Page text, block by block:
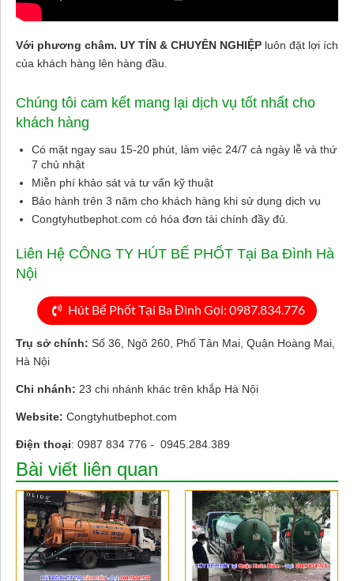
Với phương châm. UY TÍN & CHUYÊN NGHIỆP luôn đặt lợi ích
của khách hàng lên hàng đầu.
Chúng tôi cam kết mang lại dịch vụ tốt nhất cho
khách hàng
Có mặt ngay sau 15-20 phút, làm việc 24/7 cả ngày lễ và thứ
7 chủ nhật
Miễn phí khảo sát và tư vấn kỹ thuật
Bảo hành trên 3 năm cho khách hàng khi sử dụng dịch vụ
Congtyhutbephot.com có hóa đơn tài chính đầy đủ.
Liên Hệ CÔNG TY HÚT BỂ PHỐT Tại Ba Đình Hà
Nội
Hút Bể Phốt Tại Ba Đình Gọi: 0987.834.776
Trụ sở chính: Số 36, Ngõ 260, Phố Tân Mai, Quận Hoàng Mai,
Hà Nội
Chi nhánh: 23 chi nhánh khác trên khắp Hà Nội
Website: Congtyhutbephot.com
Điện thoại: 0987 834 776 - 0945.284.389
Bài viết liên quan